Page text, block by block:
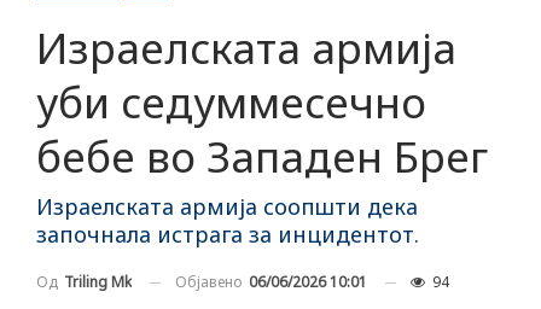
Израелската армија
уби седуммесечно
бебе во Западен Брег
Израелската армија соопшти дека
започнала истрага за инцидентот.
Од Triling Mk Објавено 06/06/2026 10:01 94